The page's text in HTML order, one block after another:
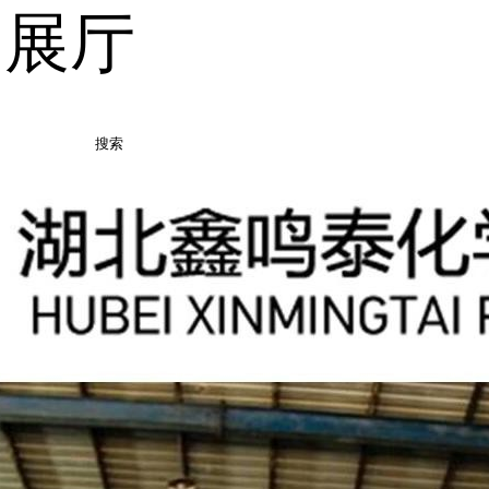
厅
搜索